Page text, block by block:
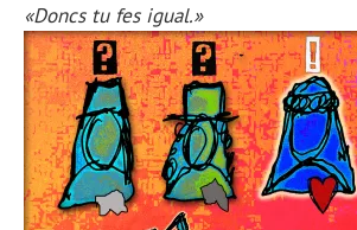
«Doncs tu fes igual.»